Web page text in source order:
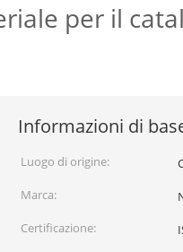
per il
Informazioni di
Luogo di origine:
Marca:
Certificazione: